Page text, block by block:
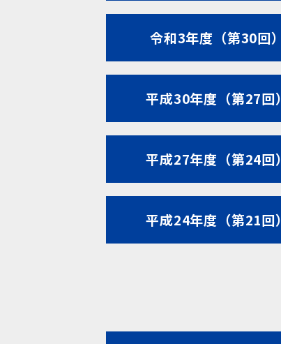
令和3年度（第30回）
平成30年度（第27回）
平成27年度（第24回）
平成24年度（第21回）